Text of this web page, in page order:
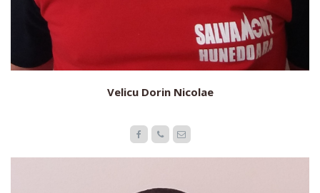
Velicu Dorin Nicolae
  